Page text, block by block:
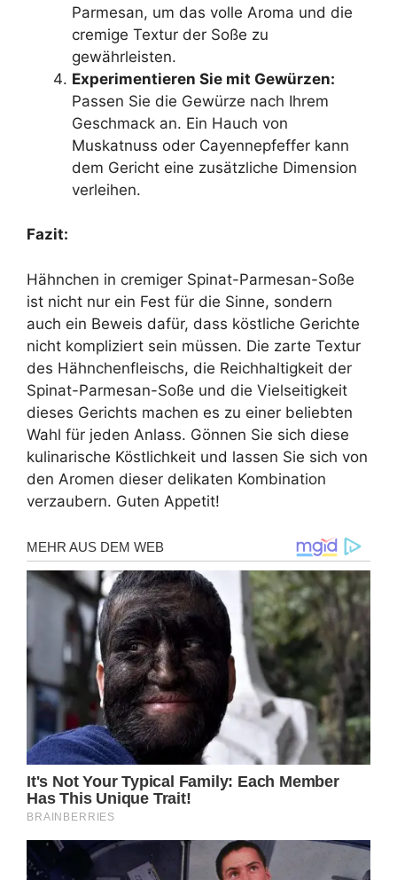
Parmesan, um das volle Aroma und die
cremige Textur der Soße zu
gewährleisten.
Experimentieren Sie mit Gewürzen:
Passen Sie die Gewürze nach Ihrem
Geschmack an. Ein Hauch von
Muskatnuss oder Cayennepfeffer kann
dem Gericht eine zusätzliche Dimension
verleihen.
Fazit:
Hähnchen in cremiger Spinat-Parmesan-Soße
ist nicht nur ein Fest für die Sinne, sondern
auch ein Beweis dafür, dass köstliche Gerichte
nicht kompliziert sein müssen. Die zarte Textur
des Hähnchenfleischs, die Reichhaltigkeit der
Spinat-Parmesan-Soße und die Vielseitigkeit
dieses Gerichts machen es zu einer beliebten
Wahl für jeden Anlass. Gönnen Sie sich diese
kulinarische Köstlichkeit und lassen Sie sich von
den Aromen dieser delikaten Kombination
verzaubern. Guten Appetit!